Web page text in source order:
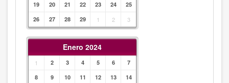
19
20 21 22 23 24
25
26
27 28 29 1 2 3
Enero 2024
1 2 3 4 5 6
7
8
9 10 11 12 13
14